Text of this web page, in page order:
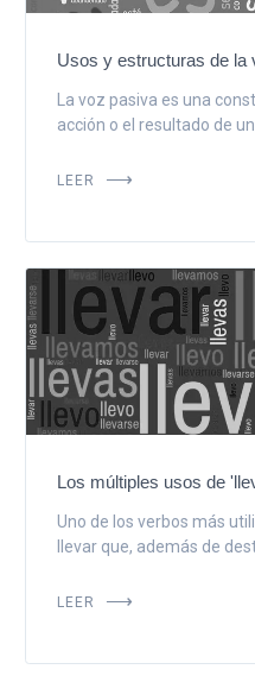
Usos y estructuras de la
La voz pasiva es una
acción o el resultado de un
LEER
Los múltiples usos de
Uno de los verbos más
llevar que, además de
LEER